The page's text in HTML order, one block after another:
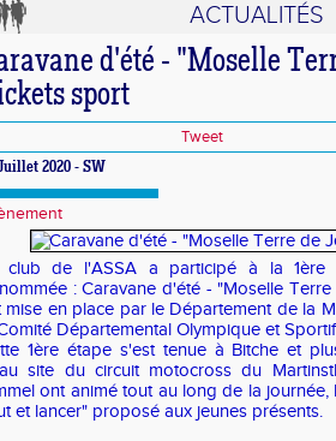
ACTUALITÉS
d'été - "Moselle
sport
Tweet
2020 - SW
club de l'ASSA a participé à la 1ère
: Caravane d'été - "Moselle
mise en place par le Département de la
Départemental Olympique et
1ère étape s'est tenue à Bitche et
site du circuit motocross du
ont animé tout au long de la journée,
et lancer" proposé aux jeunes présents.